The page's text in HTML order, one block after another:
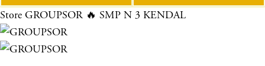
e
n
u
Store GROUPSOR 🔥 SMP N 3 KENDAL